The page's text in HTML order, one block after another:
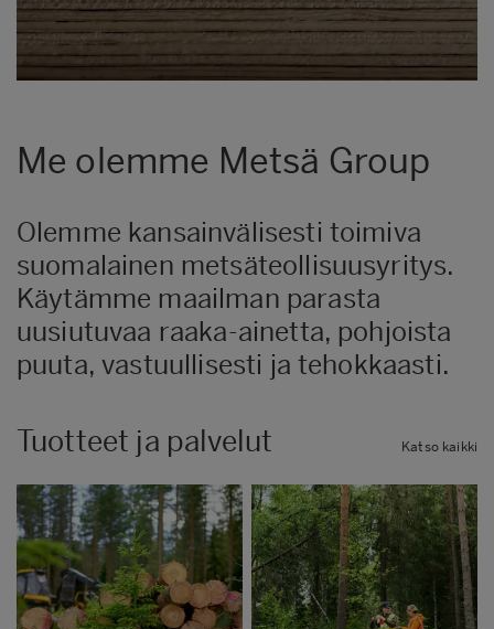
Me olemme Metsä Group
Olemme kansainvälisesti toimiva
suomalainen metsäteollisuusyritys.
Käytämme maailman parasta
uusiutuvaa raaka-ainetta, pohjoista
puuta, vastuullisesti ja tehokkaasti.
Tuotteet ja palvelut Katso kaikki